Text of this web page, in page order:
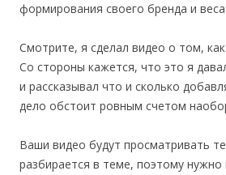
формирования своего бренда и веса
Смотрите, я сделал видео о том,
Со стороны кажется, что это я
и рассказывал что и сколько
дело обстоит ровным счетом
Ваши видео будут просматривать
разбирается в теме, поэтому